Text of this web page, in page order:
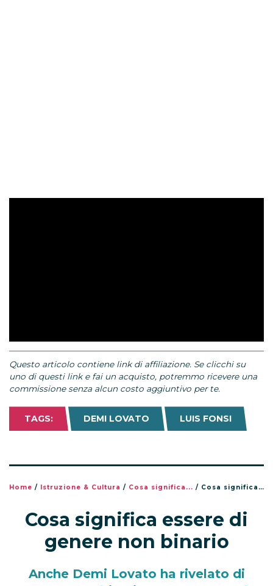
Questo articolo contiene link di affiliazione. Se clicchi su
uno di questi link e fai un acquisto, potremmo ricevere una
commissione senza alcun costo aggiuntivo per te.
TAGS: DEMI LOVATO LUIS FONSI
Home / Istruzione & Cultura / Cosa significa... / Cosa significa essere di genere non binario
Cosa significa essere di
genere non binario
Anche Demi Lovato ha rivelato di